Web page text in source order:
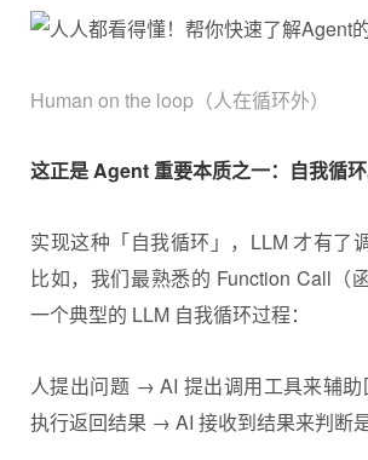
Human on the loop（人在循环外）
这正是 Agent 重要本质之一：自我循环
实现这种「自我循环」，LLM 才有了
比如，我们最熟悉的 Function Call（
一个典型的 LLM 自我循环过程：
人提出问题 → AI 提出调用工具来辅
执行返回结果 → AI 接收到结果来判断